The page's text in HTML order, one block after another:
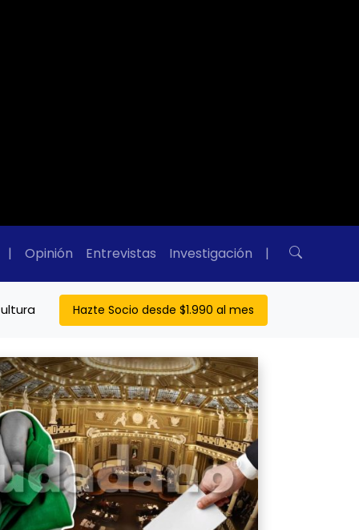
| Opinión Entrevistas Investigación |
Hazte Socio desde $1.990 al mes